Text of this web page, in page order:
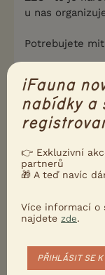
u nas
Potrebujete
u-bez-pp.htm
A vy musite byt
nejednodussi
KK.
ZOP -to je jiny
OB ma taky
0
Kvalitní
Nahlásit
Citovat
iFauna
nabídky a
👉 Exkluzivní
partnerů
🎁 A teď navíc
Více informací o
najdete zde.
PŘIHLÁSIT SE K